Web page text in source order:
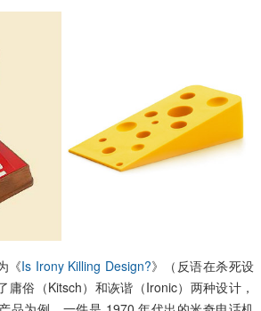
《Is Irony Killing Design?》（反语在杀死设
庸俗（Kitsch）和诙谐（Ironic）两种设计，